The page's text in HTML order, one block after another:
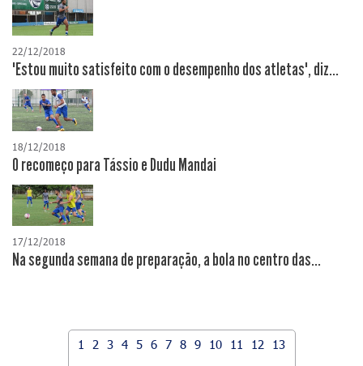
22/12/2018
"Estou muito satisfeito com o desempenho dos atletas", diz...
18/12/2018
O recomeço para Tássio e Dudu Mandai
17/12/2018
Na segunda semana de preparação, a bola no centro das...
1 2 3 4 5 6 7 8 9 10 11 12
13